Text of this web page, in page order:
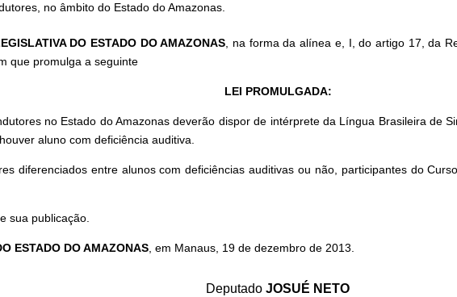
no âmbito do Estado do Amazonas.
DO ESTADO DO AMAZONAS , na forma da alínea e, I, do artigo 17, da
que promulga a seguinte
LEI PROMULGADA:
no Estado do Amazonas deverão dispor de intérprete da Língua Brasileira de
aluno com deficiência auditiva.
diferenciados entre alunos com deficiências auditivas ou não, participantes do
sua publicação.
ESTADO DO AMAZONAS, em Manaus, 19 de dezembro de 2013.
Deputado JOSUÉ NETO